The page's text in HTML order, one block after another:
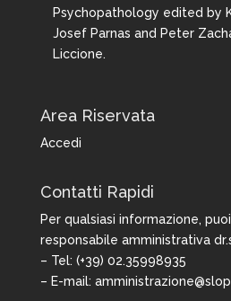
Psychopathology edited by
Josef Parnas and Peter
Liccione.
Area Riservata
Accedi
Contatti Rapidi
Per qualsiasi informazione,
responsabile amministrativa
– Tel: (+39) 02.35998935
– E-mail: